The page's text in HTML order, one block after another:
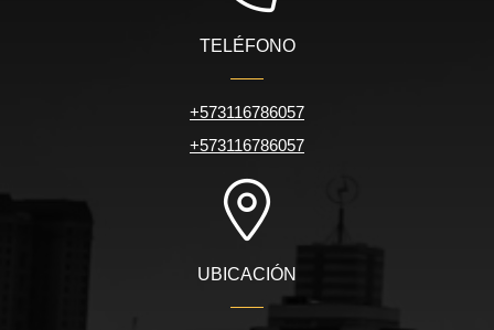
TELÉFONO
+573116786057
+573116786057
UBICACIÓN